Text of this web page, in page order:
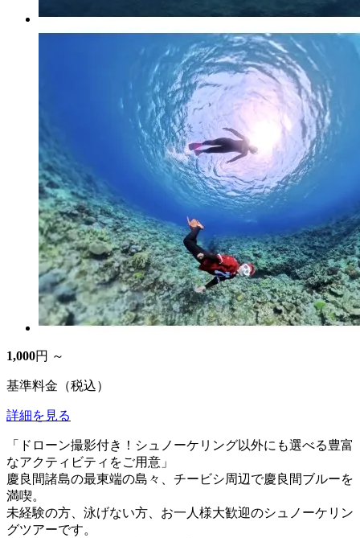
1,000円 ～
基準料金（税込）
詳細を見る
「ドローン撮影付き！シュノーケリング以外にも選べる豊富
なアクティビティをご用意」
慶良間諸島の最東端の島々、チービシ周辺で慶良間ブルーを
満喫。
未経験の方、泳げない方、お一人様大歓迎のシュノーケリン
グツアーです。